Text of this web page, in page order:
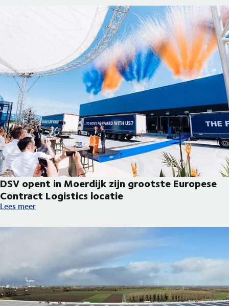
DSV opent in Moerdijk zijn grootste Europese
Contract Logistics locatie
DSV opent in Moerdijk zijn grootste Europese Contract
Lees meer